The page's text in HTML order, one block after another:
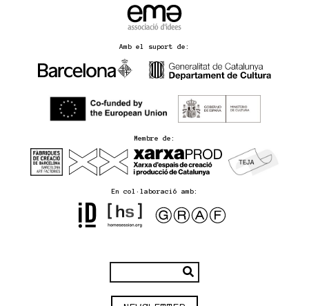
Amb el suport de:
Membre de:
En col·laboració amb: